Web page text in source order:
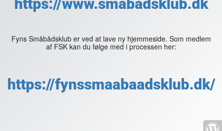
https://www.småbådsklub.dk
Fyns Småbådsklub er ved at lave ny hjemmeside. Som medlem
af FSK kan du følge med i processen her:
https://fynssmaabaadsklub.dk/